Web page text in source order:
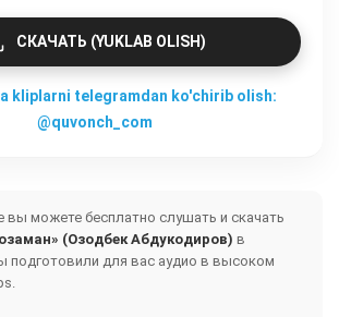
СКАЧАТЬ (YUKLAB OLISH)
kliplarni telegramdan ko'chirib olish:
@quvonch_com
вы можете бесплатно слушать и скачать
(Озодбек Абдукодиров) в
подготовили для вас аудио в высоком